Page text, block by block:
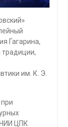
Гагарина,
традиции,
им. К. Э.
НИИ ЦПК